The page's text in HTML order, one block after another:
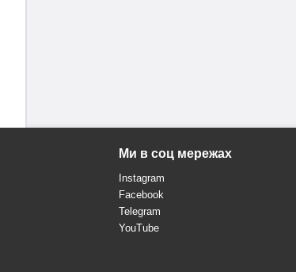
Ми в соц мережах
Instagram
Facebook
Telegram
YouTube